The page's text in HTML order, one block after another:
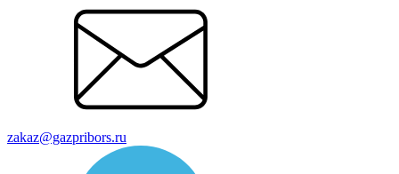
zakaz@gazpribors.ru